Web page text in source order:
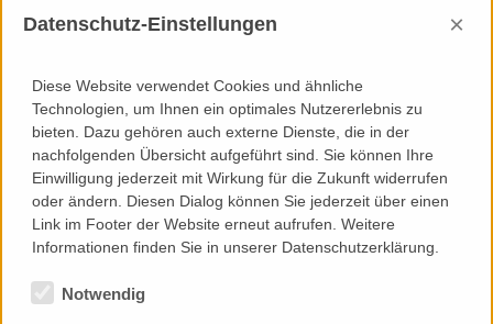
Montage(planung) Dokumentation
Specials
3D-Modellierung
Parametrik
Datenschutz-Einstellungen ×
Diese Website verwendet Cookies und ähnliche
Technologien, um Ihnen ein optimales Nutzererlebnis zu
bieten. Dazu gehören auch externe Dienste, die in der
nachfolgenden Übersicht aufgeführt sind. Sie können Ihre
Einwilligung jederzeit mit Wirkung für die Zukunft widerrufen
oder ändern. Diesen Dialog können Sie jederzeit über einen
Link im Footer der Website erneut aufrufen. Weitere
Informationen finden Sie in unserer Datenschutzerklärung.
Notwendig